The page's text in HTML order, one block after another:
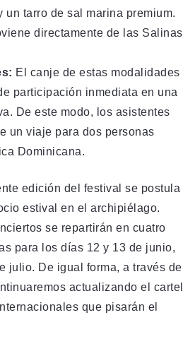
un tarro de sal marina premium.
directamente de las Salinas
El canje de estas modalidades
participación inmediata en una
De este modo, los asistentes
un viaje para dos personas
Dominicana.
edición del festival se postula
estival en el archipiélago.
se repartirán en cuatro
para los días 12 y 13 de junio,
julio. De igual forma, a través de
actualizando el cartel
que pisarán el